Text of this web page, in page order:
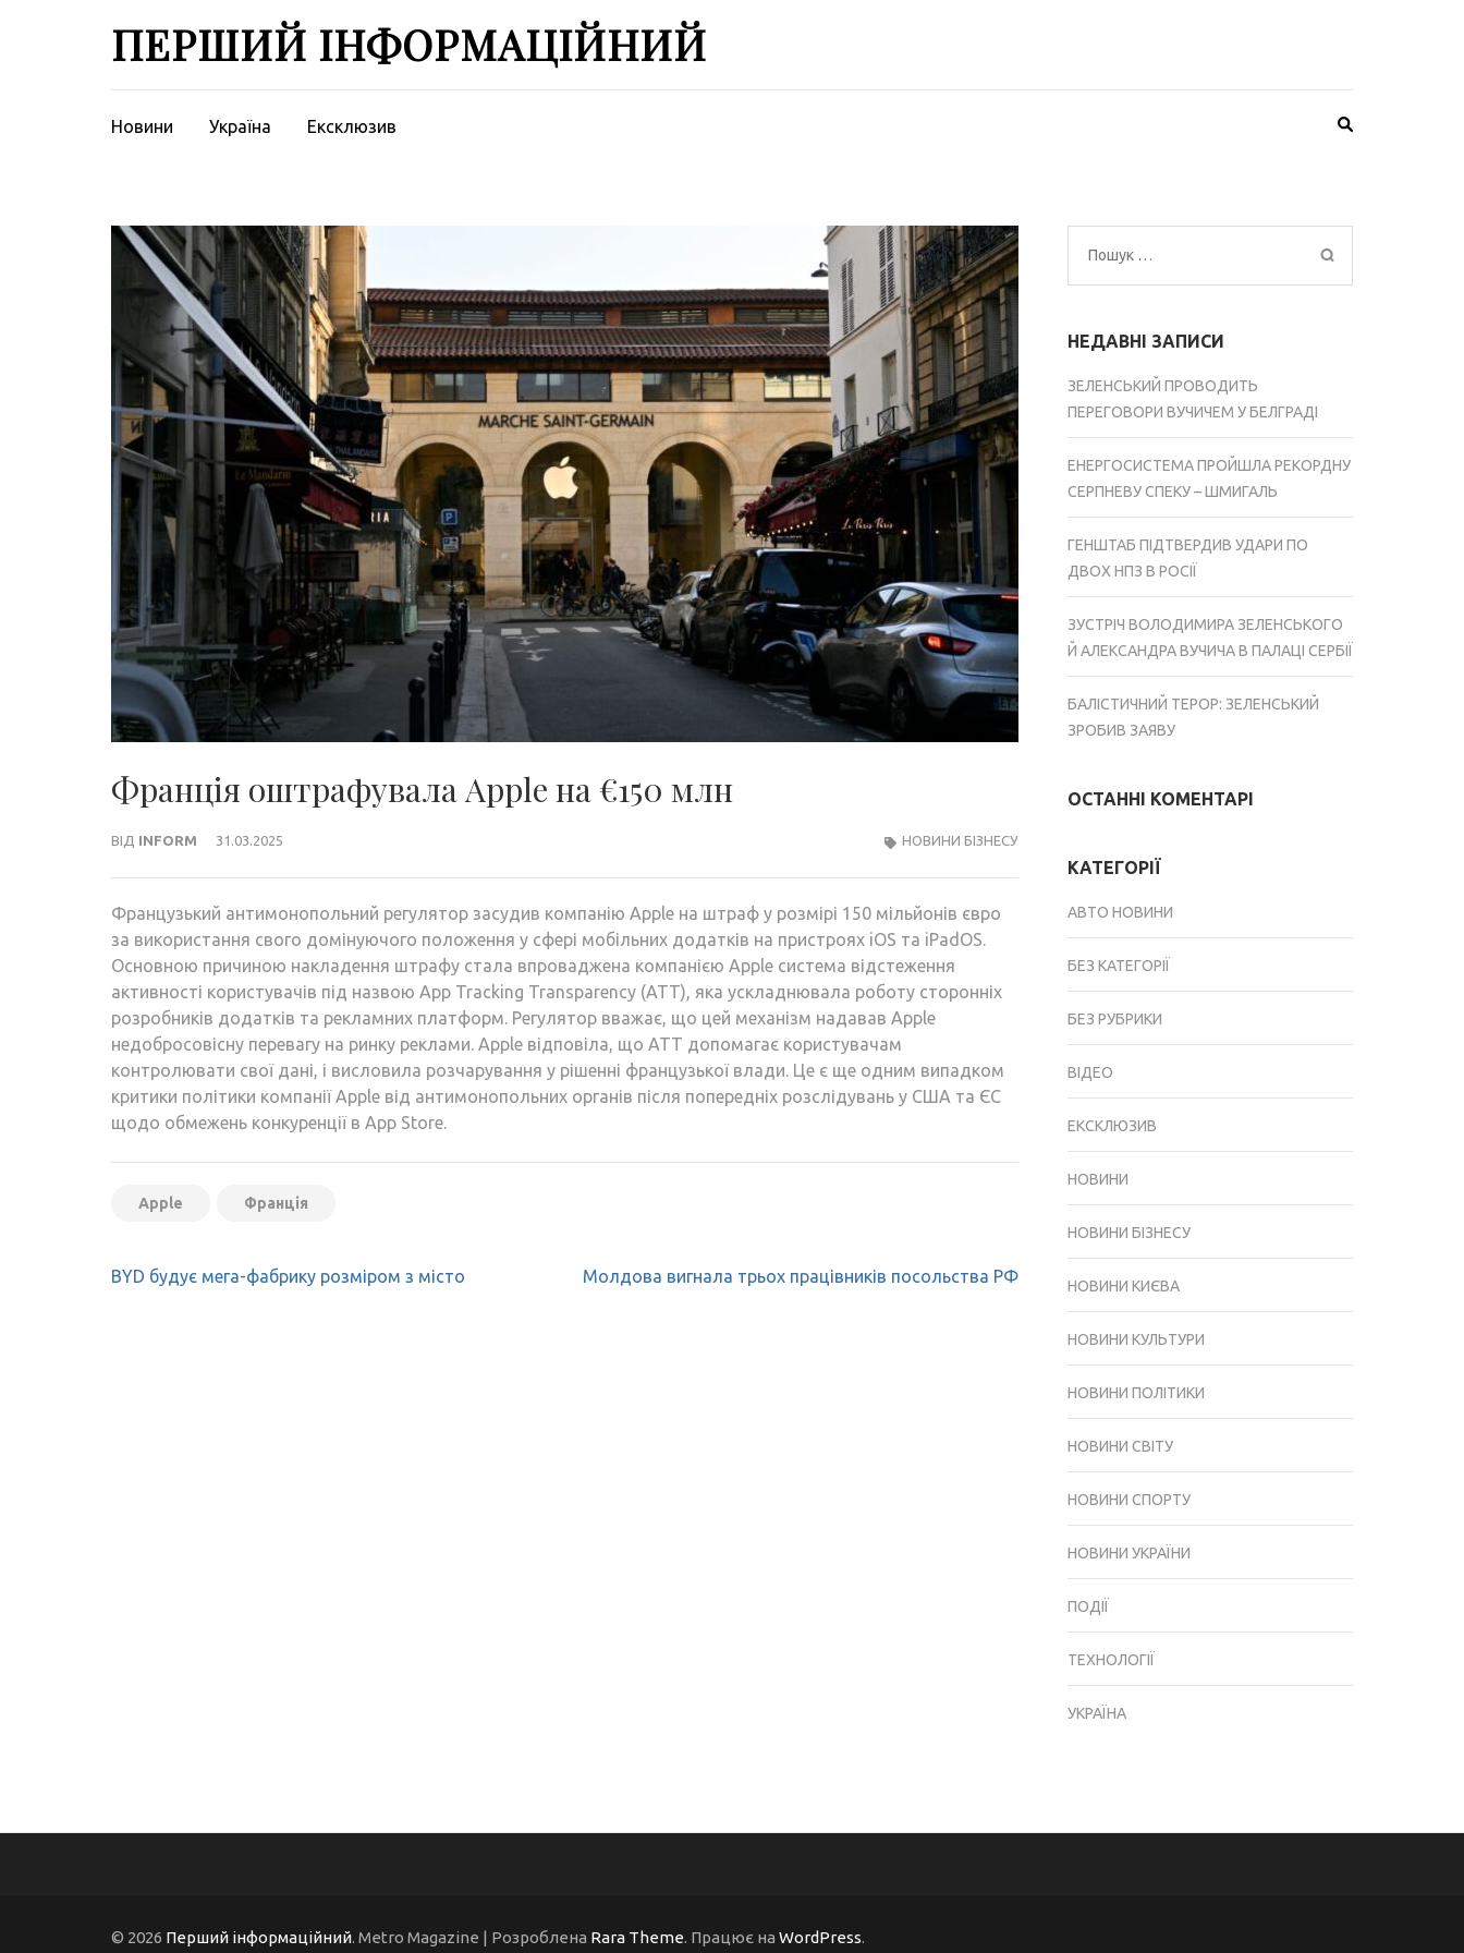
ПЕРШИЙ ІНФОРМАЦІЙНИЙ
Новини Україна Ексклюзив
Франція оштрафувала Apple на €150 млн
ВІД INFORM 31.03.2025 НОВИНИ БІЗНЕСУ
Французький антимонопольний регулятор засудив компанію Apple на штраф у розмірі 150 мільйонів євро
за використання свого домінуючого положення у сфері мобільних додатків на пристроях iOS та iPadOS.
Основною причиною накладення штрафу стала впроваджена компанією Apple система відстеження
активності користувачів під назвою App Tracking Transparency (ATT), яка ускладнювала роботу сторонніх
розробників додатків та рекламних платформ. Регулятор вважає, що цей механізм надавав Apple
недобросовісну перевагу на ринку реклами. Apple відповіла, що ATT допомагає користувачам
контролювати свої дані, і висловила розчарування у рішенні французької влади. Це є ще одним випадком
критики політики компанії Apple від антимонопольних органів після попередніх розслідувань у США та ЄС
щодо обмежень конкуренції в App Store.
Apple Франція
Навігація
BYD будує мега-фабрику розміром з місто Молдова вигнала трьох працівників посольства РФ
Пошук:
НЕДАВНІ ЗАПИСИ
ЗЕЛЕНСЬКИЙ ПРОВОДИТЬ
ПЕРЕГОВОРИ ВУЧИЧЕМ У БЕЛГРАДІ
ЕНЕРГОСИСТЕМА ПРОЙШЛА РЕКОРДНУ
СЕРПНЕВУ СПЕКУ – ШМИГАЛЬ
ГЕНШТАБ ПІДТВЕРДИВ УДАРИ ПО
ДВОХ НПЗ В РОСІЇ
ЗУСТРІЧ ВОЛОДИМИРА ЗЕЛЕНСЬКОГО
Й АЛЕКСАНДРА ВУЧИЧА В ПАЛАЦІ СЕРБІЇ
БАЛІСТИЧНИЙ ТЕРОР: ЗЕЛЕНСЬКИЙ
ЗРОБИВ ЗАЯВУ
ОСТАННІ КОМЕНТАРІ
КАТЕГОРІЇ
АВТО НОВИНИ
БЕЗ КАТЕГОРІЇ
БЕЗ РУБРИКИ
ВІДЕО
ЕКСКЛЮЗИВ
НОВИНИ
НОВИНИ БІЗНЕСУ
НОВИНИ КИЄВА
НОВИНИ КУЛЬТУРИ
НОВИНИ ПОЛІТИКИ
НОВИНИ СВІТУ
НОВИНИ СПОРТУ
НОВИНИ УКРАЇНИ
ПОДІЇ
ТЕХНОЛОГІЇ
УКРАЇНА
© 2026 Перший інформаційний. Metro Magazine | Розроблена Rara Theme. Працює на WordPress.